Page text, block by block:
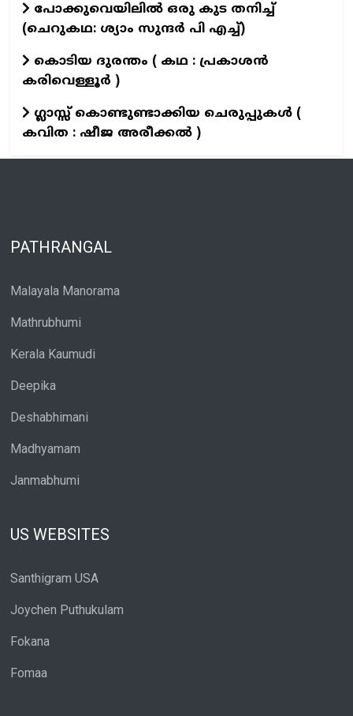
പോക്കുവെയിലിൽ ഒരു കുട തനിച്ച്
(ചെറുകഥ: ശ്യാം സുന്ദര്‍ പി എച്ച്)
കൊടിയ ദുരന്തം ( കഥ : പ്രകാശൻ
കരിവെള്ളൂർ )
ഗ്ലാസ്സ് കൊണ്ടുണ്ടാക്കിയ ചെരുപ്പുകൾ (
കവിത : ഷീജ അരീക്കൽ )
PATHRANGAL
Malayala Manorama
Mathrubhumi
Kerala Kaumudi
Deepika
Deshabhimani
Madhyamam
Janmabhumi
US WEBSITES
Santhigram USA
Joychen Puthukulam
Fokana
Fomaa